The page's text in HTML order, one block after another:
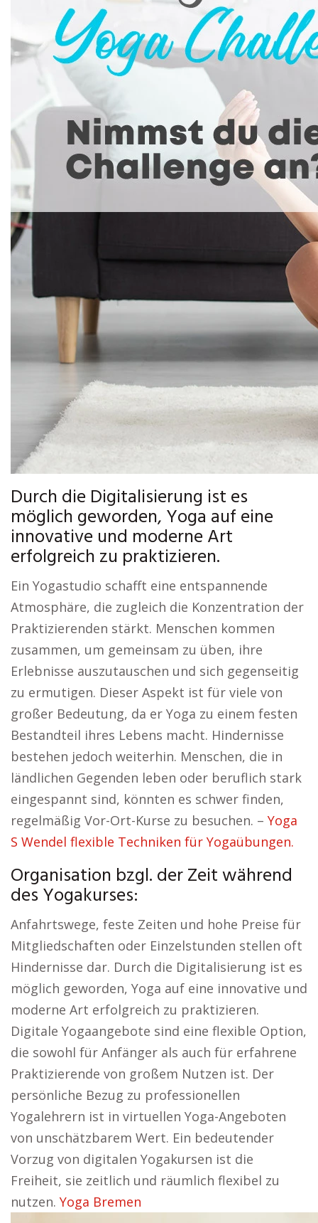
Durch die Digitalisierung ist es
möglich geworden, Yoga auf eine
innovative und moderne Art
erfolgreich zu praktizieren.
Ein Yogastudio schafft eine entspannende
Atmosphäre, die zugleich die Konzentration der
Praktizierenden stärkt. Menschen kommen
zusammen, um gemeinsam zu üben, ihre
Erlebnisse auszutauschen und sich gegenseitig
zu ermutigen. Dieser Aspekt ist für viele von
großer Bedeutung, da er Yoga zu einem festen
Bestandteil ihres Lebens macht. Hindernisse
bestehen jedoch weiterhin. Menschen, die in
ländlichen Gegenden leben oder beruflich stark
eingespannt sind, könnten es schwer finden,
regelmäßig Vor-Ort-Kurse zu besuchen. – Yoga
S Wendel flexible Techniken für Yogaübungen.
Organisation bzgl. der Zeit während
des Yogakurses:
Anfahrtswege, feste Zeiten und hohe Preise für
Mitgliedschaften oder Einzelstunden stellen oft
Hindernisse dar. Durch die Digitalisierung ist es
möglich geworden, Yoga auf eine innovative und
moderne Art erfolgreich zu praktizieren.
Digitale Yogaangebote sind eine flexible Option,
die sowohl für Anfänger als auch für erfahrene
Praktizierende von großem Nutzen ist. Der
persönliche Bezug zu professionellen
Yogalehrern ist in virtuellen Yoga-Angeboten
von unschätzbarem Wert. Ein bedeutender
Vorzug von digitalen Yogakursen ist die
Freiheit, sie zeitlich und räumlich flexibel zu
nutzen. Yoga Bremen